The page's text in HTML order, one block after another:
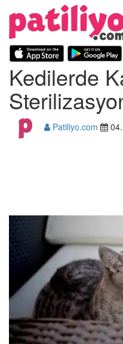
Kedilerde
Patiliyo.com